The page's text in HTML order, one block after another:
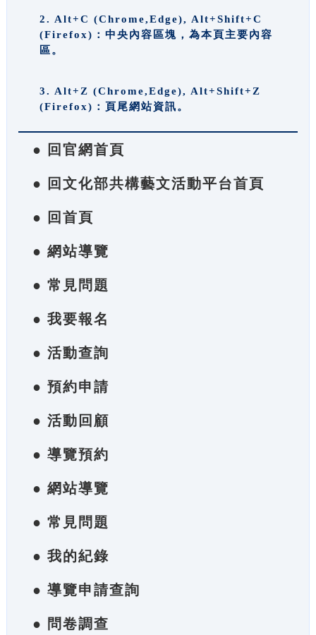
2. Alt+C (Chrome,Edge), Alt+Shift+C
(Firefox)：中央內容區塊，為本頁主要內容
區。
3. Alt+Z (Chrome,Edge), Alt+Shift+Z
(Firefox)：頁尾網站資訊。
● 回官網首頁
● 回文化部共構藝文活動平台首頁
● 回首頁
● 網站導覽
● 常見問題
● 我要報名
● 活動查詢
● 預約申請
● 活動回顧
● 導覽預約
● 網站導覽
● 常見問題
● 我的紀錄
● 導覽申請查詢
● 問卷調查